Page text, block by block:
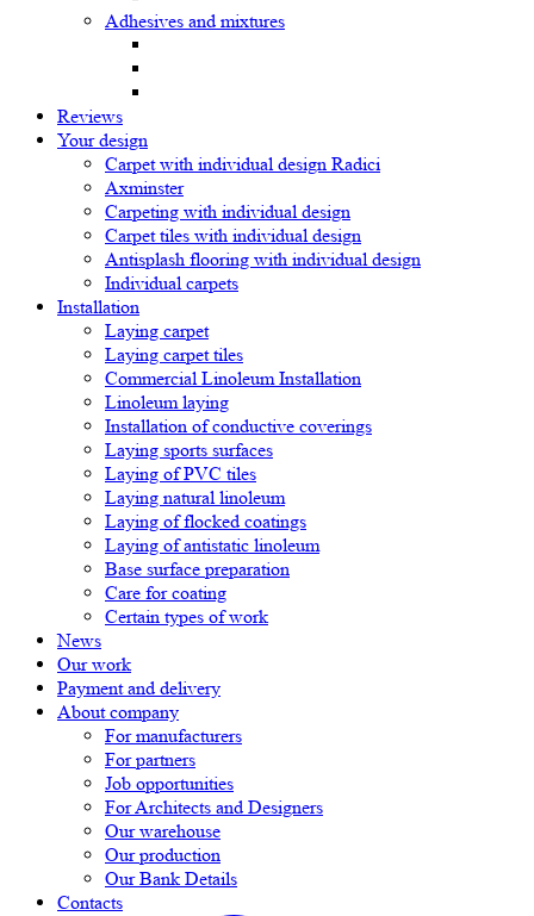
Adhesives and mixtures
Reviews
Your design
Carpet with individual design Radici
Axminster
Carpeting with individual design
Carpet tiles with individual design
Antisplash flooring with individual design
Individual carpets
Installation
Laying carpet
Laying carpet tiles
Commercial Linoleum Installation
Linoleum laying
Installation of conductive coverings
Laying sports surfaces
Laying of PVC tiles
Laying natural linoleum
Laying of flocked coatings
Laying of antistatic linoleum
Base surface preparation
Care for coating
Certain types of work
News
Our work
Payment and delivery
About company
For manufacturers
For partners
Job opportunities
For Architects and Designers
Our warehouse
Our production
Our Bank Details
Contacts